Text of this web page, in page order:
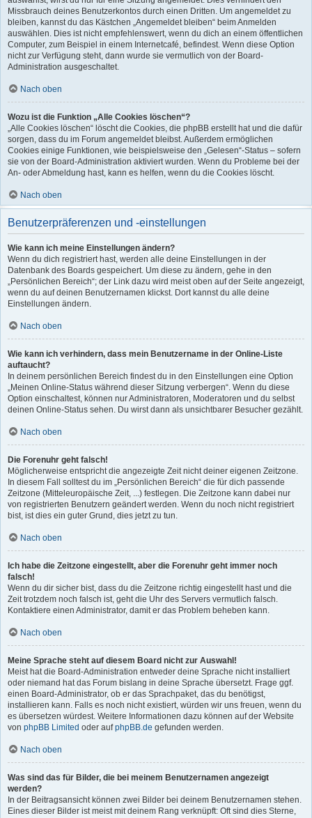
Missbrauch deines Benutzerkontos durch einen Dritten. Um angemeldet zu
bleiben, kannst du das Kästchen „Angemeldet bleiben“ beim Anmelden
auswählen. Dies ist nicht empfehlenswert, wenn du dich an einem öffentlichen
Computer, zum Beispiel in einem Internetcafé, befindest. Wenn diese Option
nicht zur Verfügung steht, dann wurde sie vermutlich von der Board-
Administration ausgeschaltet.
Nach oben
Wozu ist die Funktion „Alle Cookies löschen“?
„Alle Cookies löschen“ löscht die Cookies, die phpBB erstellt hat und die dafür
sorgen, dass du im Forum angemeldet bleibst. Außerdem ermöglichen
Cookies einige Funktionen, wie beispielsweise den „Gelesen“-Status – sofern
sie von der Board-Administration aktiviert wurden. Wenn du Probleme bei der
An- oder Abmeldung hast, kann es helfen, wenn du die Cookies löscht.
Nach oben
Benutzerpräferenzen und -einstellungen
Wie kann ich meine Einstellungen ändern?
Wenn du dich registriert hast, werden alle deine Einstellungen in der
Datenbank des Boards gespeichert. Um diese zu ändern, gehe in den
„Persönlichen Bereich“; der Link dazu wird meist oben auf der Seite angezeigt,
wenn du auf deinen Benutzernamen klickst. Dort kannst du alle deine
Einstellungen ändern.
Nach oben
Wie kann ich verhindern, dass mein Benutzername in der Online-Liste
auftaucht?
In deinem persönlichen Bereich findest du in den Einstellungen eine Option
„Meinen Online-Status während dieser Sitzung verbergen“. Wenn du diese
Option einschaltest, können nur Administratoren, Moderatoren und du selbst
deinen Online-Status sehen. Du wirst dann als unsichtbarer Besucher gezählt.
Nach oben
Die Forenuhr geht falsch!
Möglicherweise entspricht die angezeigte Zeit nicht deiner eigenen Zeitzone.
In diesem Fall solltest du im „Persönlichen Bereich“ die für dich passende
Zeitzone (Mitteleuropäische Zeit, ...) festlegen. Die Zeitzone kann dabei nur
von registrierten Benutzern geändert werden. Wenn du noch nicht registriert
bist, ist dies ein guter Grund, dies jetzt zu tun.
Nach oben
Ich habe die Zeitzone eingestellt, aber die Forenuhr geht immer noch
falsch!
Wenn du dir sicher bist, dass du die Zeitzone richtig eingestellt hast und die
Zeit trotzdem noch falsch ist, geht die Uhr des Servers vermutlich falsch.
Kontaktiere einen Administrator, damit er das Problem beheben kann.
Nach oben
Meine Sprache steht auf diesem Board nicht zur Auswahl!
Meist hat die Board-Administration entweder deine Sprache nicht installiert
oder niemand hat das Forum bislang in deine Sprache übersetzt. Frage ggf.
einen Board-Administrator, ob er das Sprachpaket, das du benötigst,
installieren kann. Falls es noch nicht existiert, würden wir uns freuen, wenn du
es übersetzen würdest. Weitere Informationen dazu können auf der Website
von phpBB Limited oder aufphpBB.de gefunden werden.
Nach oben
Was sind das für Bilder, die bei meinem Benutzernamen angezeigt
werden?
In der Beitragsansicht können zwei Bilder bei deinem Benutzernamen stehen.
Eines dieser Bilder ist meist mit deinem Rang verknüpft: Oft sind dies Sterne,